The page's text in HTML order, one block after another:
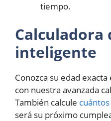
tiempo.
Calculadora
inteligente
Conozca su edad
con nuestra avanzada
También calcule cuántos
será su próximo